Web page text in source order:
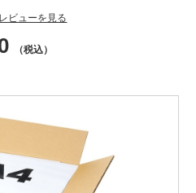
レビューを見る
（税込）